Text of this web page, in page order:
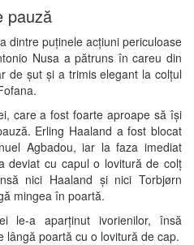
pauză
dintre puținele acțiuni periculoase
Nusa a pătruns în careu din
de șut și a trimis elegant la colțul
care a fost foarte aproape să își
Erling Haaland a fost blocat
Agbadou, iar la faza imediat
deviat cu capul o lovitură de colț
nici Haaland și nici Torbjørn
mingea în poartă.
le-a aparținut ivorienilor, însă
lângă poartă cu o lovitură de cap.